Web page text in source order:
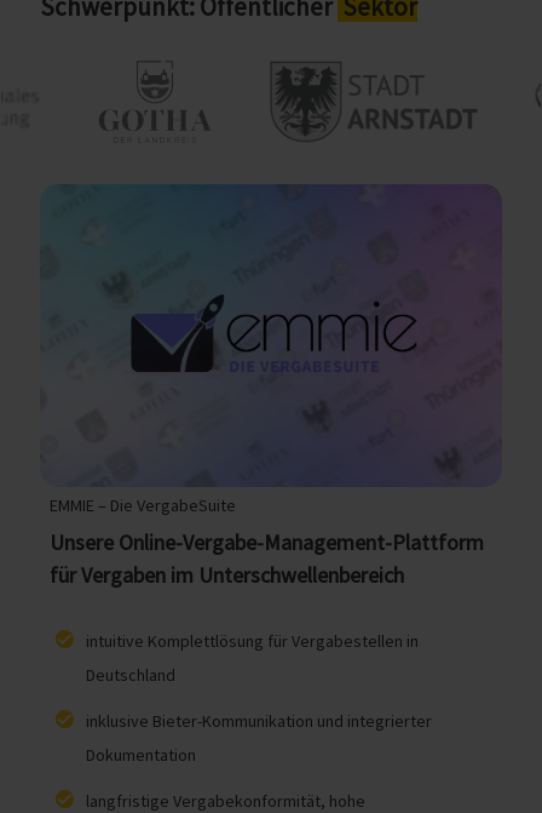
Schwerpunkt: Öffentlicher Sektor
EMMIE – Die VergabeSuite
Unsere Online-Vergabe-Management-Plattform
für Vergaben im Unterschwellenbereich
intuitive Komplettlösung für Vergabestellen in
Deutschland
inklusive Bieter-Kommunikation und integrierter
Dokumentation
langfristige Vergabekonformität, hohe